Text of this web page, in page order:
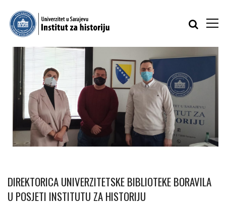
DIREKTORICA UNIVERZITETSKE BIBLIOTEKE BORAVILA
U POSJETI INSTITUTU ZA HISTORIJU